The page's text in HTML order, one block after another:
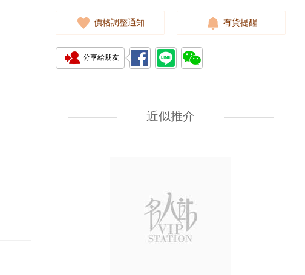
價格調整通知 有貨提醒
分享給朋友
近似推介
11,800.00